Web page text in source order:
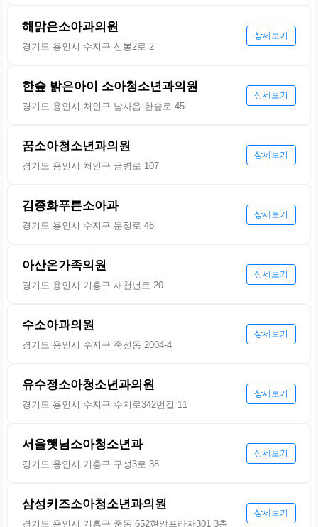
해맑은소아과의원
경기도 용인시 수지구 신봉2로 2
상세보기
한숲 밝은아이 소아청소년과의원
경기도 용인시 처인구 남사읍 한숲로 45
상세보기
꿈소아청소년과의원
경기도 용인시 처인구 금령로 107
상세보기
김종화푸른소아과
경기도 용인시 수지구 문정로 46
상세보기
아산온가족의원
경기도 용인시 기흥구 새천년로 20
상세보기
수소아과의원
경기도 용인시 수지구 죽전동 2004-4
상세보기
유수정소아청소년과의원
경기도 용인시 수지구 수지로342번길 11
상세보기
서울햇님소아청소년과
경기도 용인시 기흥구 구성3로 38
상세보기
삼성키즈소아청소년과의원
경기도 용인시 기흥구 중동 652현암프라자301 3층
상세보기